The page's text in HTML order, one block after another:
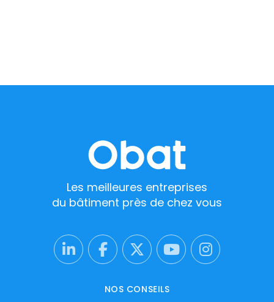
Les meilleures entreprises
du bâtiment près de chez vous
NOS CONSEILS